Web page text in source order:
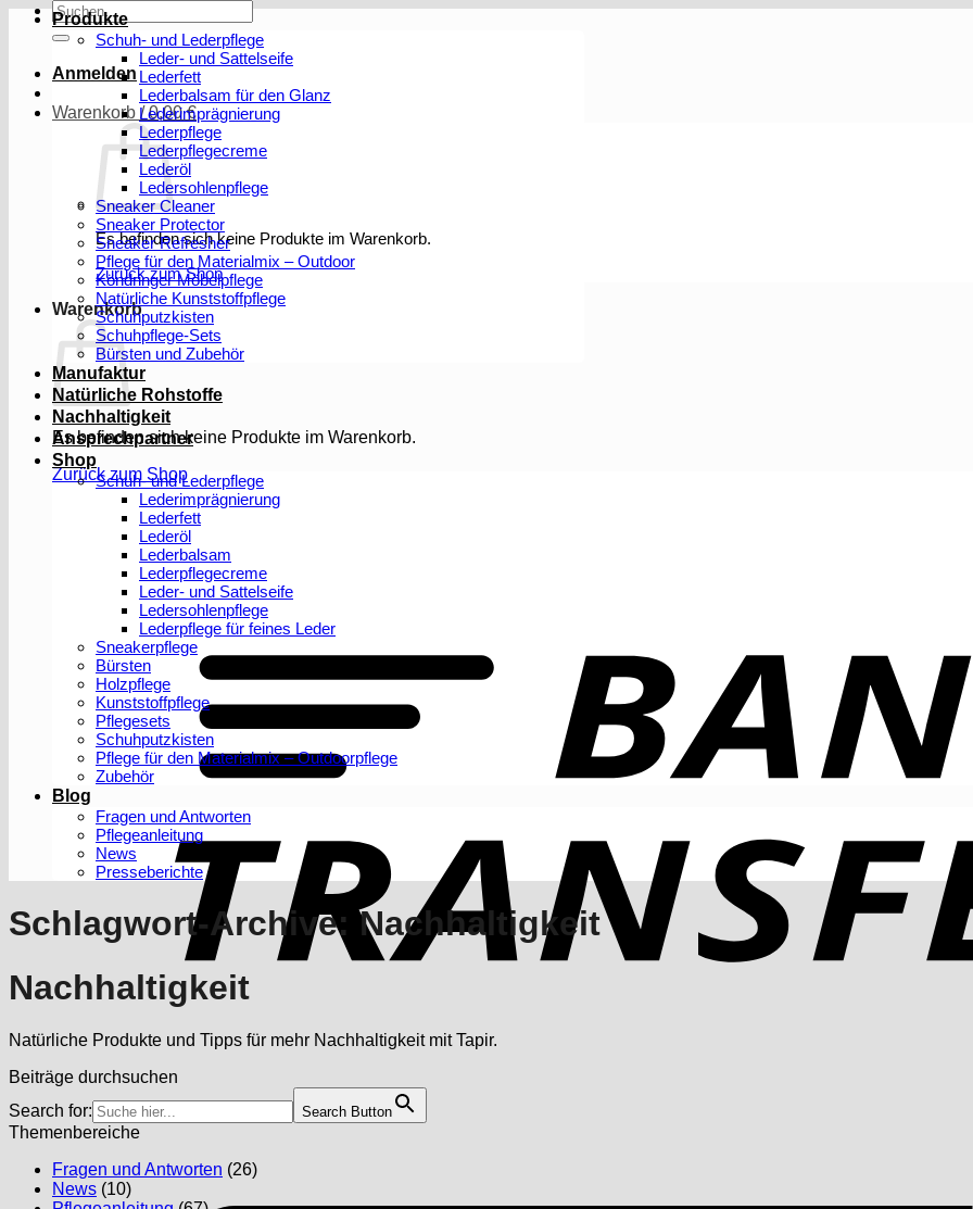
Suchen
nach:
Anmelden
Warenkorb /0,00€
Es befinden sich keine Produkte im Warenkorb.
Zurück zum Shop
Warenkorb
Es befinden sich keine Produkte im Warenkorb.
Zurück zum Shop
Produkte
Schuh- und Lederpflege
Leder- und Sattelseife
Lederfett
Lederbalsam für den Glanz
Lederimprägnierung
Lederpflege
Lederpflegecreme
Lederöl
Ledersohlenpflege
Sneaker Cleaner
Sneaker Protector
Sneaker Refresher
Pflege für den Materialmix – Outdoor
Köndringer Möbelpflege
Natürliche Kunststoffpflege
Schuhputzkisten
Schuhpflege-Sets
Bürsten und Zubehör
Manufaktur
Natürliche Rohstoffe
Nachhaltigkeit
Ansprechpartner
Shop
Schuh- und Lederpflege
Lederimprägnierung
Lederfett
Lederöl
Lederbalsam
Lederpflegecreme
Leder- und Sattelseife
Ledersohlenpflege
Lederpflege für feines Leder
Sneakerpflege
Bürsten
Holzpflege
Kunststoffpflege
Pflegesets
Schuhputzkisten
Pflege für den Materialmix – Outdoorpflege
Zubehör
Blog
Fragen und Antworten
Pflegeanleitung
News
Presseberichte
Schlagwort-Archive:Nachhaltigkeit
Nachhaltigkeit
Natürliche Produkte und Tipps für mehr Nachhaltigkeit mit Tapir.
Beiträge durchsuchen
Search for:
Search Button
Themenbereiche
Fragen und Antworten (26)
News (10)